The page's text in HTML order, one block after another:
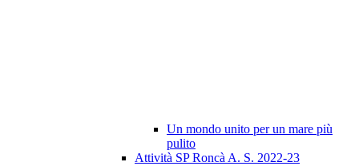
Un mondo unito per un mare più
pulito
Attività SP Roncà A. S. 2022-23